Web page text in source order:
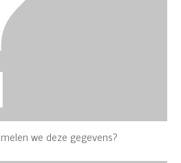
we deze gegevens?